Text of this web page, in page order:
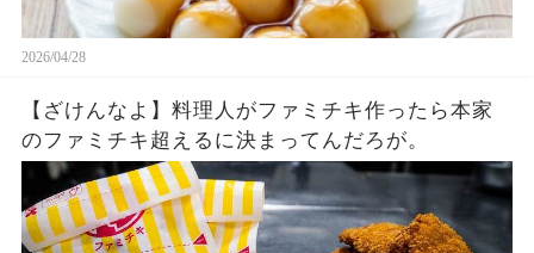
2026/04/28
【ざけんなよ】料理人がファミチキ作ったら本家
のファミチキ超えるに決まってんだろが。